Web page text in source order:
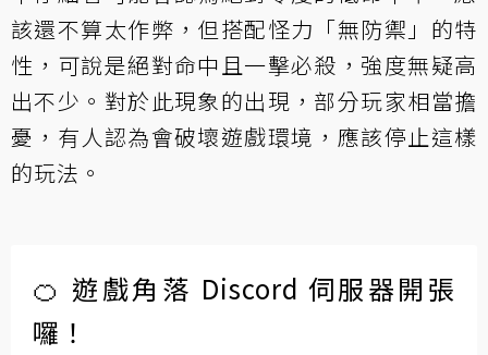
該還不算太作弊，但搭配怪力「無防禦」的特
性，可說是絕對命中且一擊必殺，強度無疑高
出不少。對於此現象的出現，部分玩家相當擔
憂，有人認為會破壞遊戲環境，應該停止這樣
的玩法。
🍊 遊戲角落 Discord 伺服器開張
囉！